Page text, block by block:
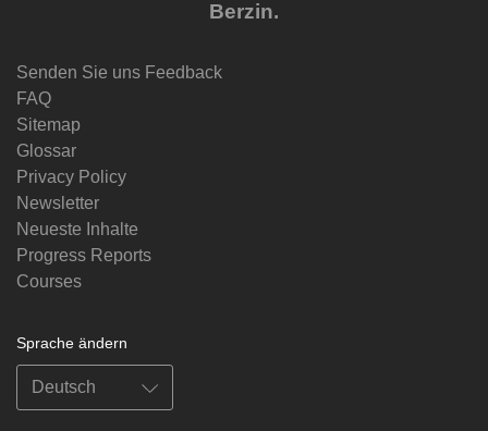
Berzin.
Senden Sie uns Feedback
FAQ
Sitemap
Glossar
Privacy Policy
Newsletter
Neueste Inhalte
Progress Reports
Courses
Sprache ändern